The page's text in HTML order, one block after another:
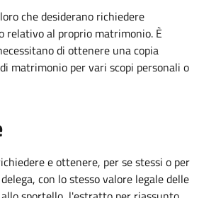
che desiderano richiedere
al proprio matrimonio. È
di ottenere una copia
matrimonio per vari scopi personali o
e ottenere, per se stessi o per
con lo stesso valore legale delle